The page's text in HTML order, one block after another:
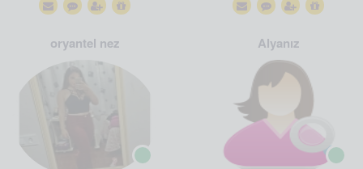
oryantel nez Alyanız